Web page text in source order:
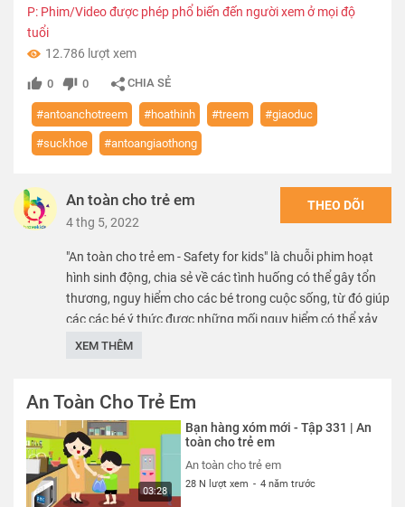
P: Phim/Video được phép phổ biến đến người xem ở mọi độ
tuổi
12.786 lượt xem
0 0 CHIA SẺ
#antoanchotreem #hoathinh #treem #giaoduc
#suckhoe #antoangiaothong
An toàn cho trẻ em
4 thg 5, 2022
THEO DÕI
"An toàn cho trẻ em - Safety for kids" là chuỗi phim hoạt
hình sinh động, chia sẻ về các tình huống có thể gây tổn
thương, nguy hiểm cho các bé trong cuộc sống, từ đó giúp
các các bé ý thức được những mối nguy hiểm có thể xảy
ra, nhằm mang lại môi trường phát triển an toàn, lành
We care about safety of children. SK VN provide free
educational sources and materials of kid safety.
Thể loại :PHIM
XEM THÊM
An Toàn Cho Trẻ Em
03:28
Bạn hàng xóm mới - Tập 331 | An
toàn cho trẻ em
An toàn cho trẻ em
28 N lượt xem - 4 năm trước